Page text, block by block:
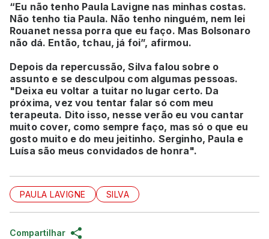
“Eu não tenho Paula Lavigne nas minhas costas.
Não tenho tia Paula. Não tenho ninguém, nem lei
Rouanet nessa porra que eu faço. Mas Bolsonaro
não dá. Então, tchau, já foi”, afirmou.
Depois da repercussão, Silva falou sobre o
assunto e se desculpou com algumas pessoas.
"Deixa eu voltar a tuitar no lugar certo. Da
próxima, vez vou tentar falar só com meu
terapeuta. Dito isso, nesse verão eu vou cantar
muito cover, como sempre faço, mas só o que eu
gosto muito e do meu jeitinho. Serginho, Paula e
Luísa são meus convidados de honra".
PAULA LAVIGNE SILVA
Compartilhar